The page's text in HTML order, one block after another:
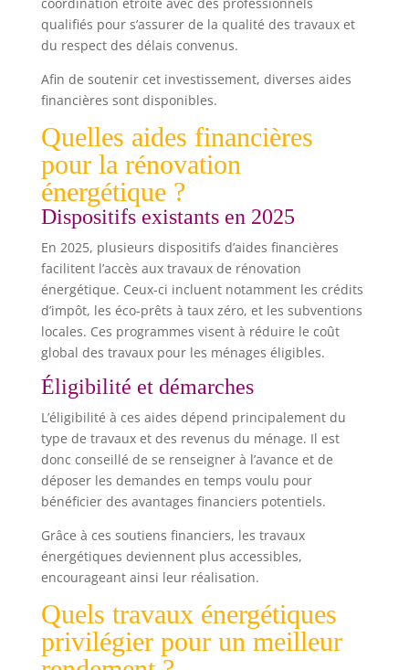
coordination étroite avec des professionnels
qualifiés pour s’assurer de la qualité des travaux et
du respect des délais convenus.
Afin de soutenir cet investissement, diverses aides
financières sont disponibles.
Quelles aides financières
pour la rénovation
énergétique ?
Dispositifs existants en 2025
En 2025, plusieurs dispositifs d’aides financières
facilitent l’accès aux travaux de rénovation
énergétique. Ceux-ci incluent notamment les crédits
d’impôt, les éco-prêts à taux zéro, et les subventions
locales. Ces programmes visent à réduire le coût
global des travaux pour les ménages éligibles.
Éligibilité et démarches
L’éligibilité à ces aides dépend principalement du
type de travaux et des revenus du ménage. Il est
donc conseillé de se renseigner à l’avance et de
déposer les demandes en temps voulu pour
bénéficier des avantages financiers potentiels.
Grâce à ces soutiens financiers, les travaux
énergétiques deviennent plus accessibles,
encourageant ainsi leur réalisation.
Quels travaux énergétiques
privilégier pour un meilleur